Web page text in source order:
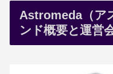
Astromeda（ア
ンド概要と運営